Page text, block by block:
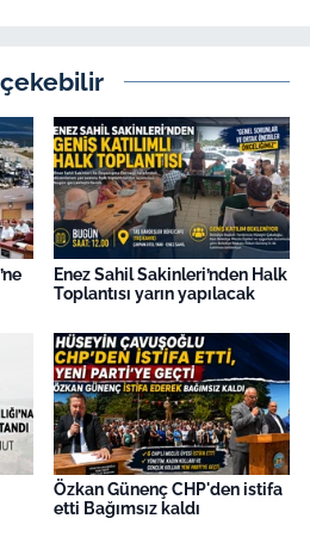
Enez Sahil Sakinleri’nden Halk
Toplantısı yarın yapılacak
Özkan Günenç CHP'den istifa
etti Bağımsız kaldı